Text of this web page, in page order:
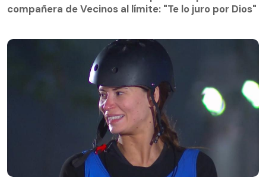
compañera de Vecinos al límite: "Te lo juro por Dios"